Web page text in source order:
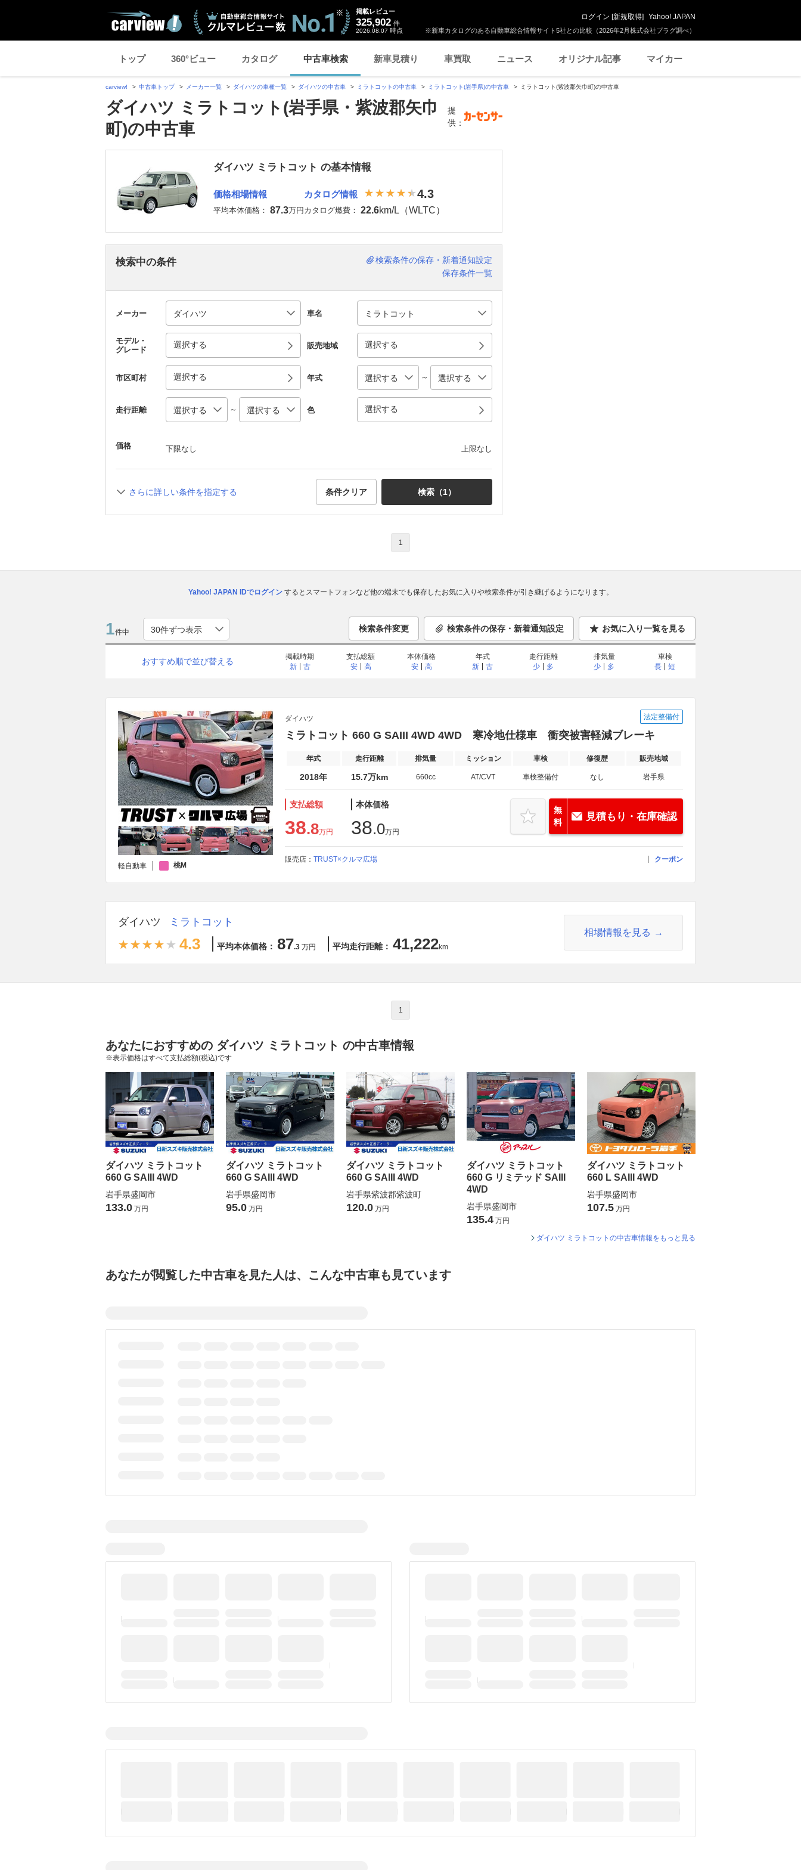
※新車カタログのある自動車総合情報サイト5社との比較（2026年2月株式会社プラグ調べ）
掲載レビュー
325,902 件
2026.08.07 時点
ログイン [新規取得] Yahoo! JAPAN
トップ 360°ビュー カタログ 中古車検索 新車見積り 車買取 ニュース オリジナル記事 マイカー
carview! 中古車トップ メーカー一覧 ダイハツの車種一覧 ダイハツの中古車 ミラトコットの中古車 ミラトコット(岩手県)の中古車 ミラトコット(紫波郡矢巾町)の中古車
ダイハツ ミラトコット(岩手県・紫波郡矢巾
町)の中古車
提
供：
ダイハツ ミラトコット の基本情報
価格相場情報
平均本体価格： 87.3万円
カタログ情報 4.3
カタログ燃費： 22.6km/L（WLTC）
検索中の条件
検索条件の保存・新着通知設定
保存条件一覧
メーカー 車名
モデル・
グレード
選択する 販売地域 選択する
市区町村 選択する 年式 ～
走行距離 ～ 色 選択する
価格 下限なし 上限なし
さらに詳しい条件を指定する 条件クリア 検索（1）
1
Yahoo! JAPAN IDでログインするとスマートフォンなど他の端末でも保存したお気に入りや検索条件が引き継げるようになります。
1件中 検索条件変更 検索条件の保存・新着通知設定 お気に入り一覧を見る
おすすめ順で並び替える
掲載時期
新
古
支払総額
安
高
本体価格
安
高
年式
新
古
走行距離
少
多
排気量
少
多
車検
長
短
軽自動車 桃M
ダイハツ 法定整備付
ミラトコット 660 G SAIII 4WD 4WD 寒冷地仕様車 衝突被害軽減ブレーキ
年式 走行距離 排気量 ミッション 車検 修復歴 販売地域
2018年 15.7万km 660cc AT/CVT 車検整備付 なし 岩手県
支払総額
38.8万円
本体価格
38.0万円
無
料
見積もり・在庫確認
販売店： TRUST×クルマ広場 クーポン
ダイハツ ミラトコット
4.3 平均本体価格： 87.3 万円 平均走行距離： 41,222km
相場情報を見る
1
あなたにおすすめの ダイハツ ミラトコット の中古車情報
※表示価格はすべて支払総額(税込)です
ダイハツ ミラトコット
660 G SAIII 4WD
岩手県盛岡市
133.0 万円
ダイハツ ミラトコット
660 G SAIII 4WD
岩手県盛岡市
95.0 万円
ダイハツ ミラトコット
660 G SAIII 4WD
岩手県紫波郡紫波町
120.0 万円
ダイハツ ミラトコット
660 G リミテッド SAIII
4WD
岩手県盛岡市
135.4 万円
ダイハツ ミラトコット
660 L SAIII 4WD
岩手県盛岡市
107.5 万円
ダイハツ ミラトコットの中古車情報をもっと見る
あなたが閲覧した中古車を見た人は、こんな中古車も見ています